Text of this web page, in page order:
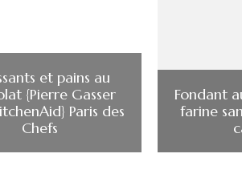
et pains au
{Pierre Gasser
Paris des
Chefs
Fondant
farine